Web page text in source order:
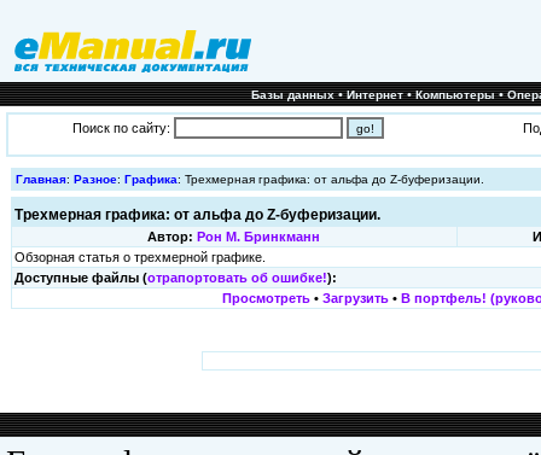
Базы данных•Интернет•Компьютеры•
Поиск по сайту:
Главная: Разное: Графика: Трехмерная графика: от альфа до Z-буферизации.
Трехмерная графика: от альфа до Z-буферизации.
Автор: Рон М. Бринкманн
Обзорная статья о трехмерной графике.
Доступные файлы (отрапортовать об ошибке!):
Просмотреть • Загрузить • В портфель!